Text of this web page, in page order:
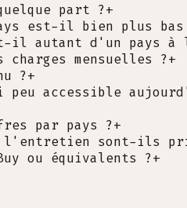
part ?+
est-il bien plus
il autant d'un pays à
mensuelles ?+
?+
accessible
par pays ?+
sont-ils
ou équivalents ?+